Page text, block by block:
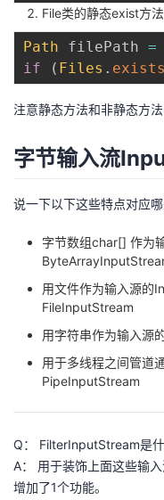
课
程
的
认
我
的
我
术
支
云
声
File类的静态exist方
Path filePath =
if
( Files . exists
注意静态方法和非静态方
字节输入流
说一下以下这些特点对应
字节数组char[] 作
用文件作为输入源
FileInputStream
用字符串作为输入
用于多线程之间管
PipeInputStream
Q： FilterInputStream是什
A： 用于装饰上面这些输
增加了1个功能。